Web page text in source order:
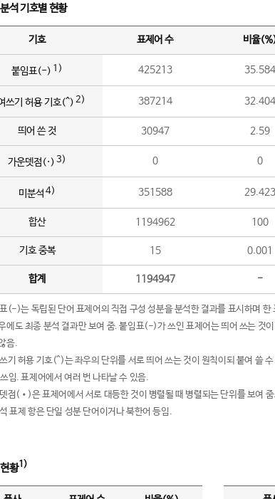
석 기호별 현황
기호 표제어 수 비율
붙임표(-) 1) 425213 35.584
쓰기 허용 기호(^) 2) 387214 32.404
띄어 쓴 것 30947 2.59
가운뎃점(·) 3) 0 0
미분석 4) 351588 29.423
합산 1194962 100
기호 중복 15 0.001
합계 1194947 -
(-)는 독립된 단어 표제어의 직접 구성 성분을 분석한 결과를 표시하며 한
에도 최종 분석 결과만 보여 줌. 붙임표(-)가 쓰인 표제어는 띄어 쓰는 것
음.
기 허용 기호(^)는 좌우의 단위를 서로 띄어 쓰는 것이 원칙이되 붙여 쓸
임. 표제어에서 여러 번 나타날 수 있음.
점(•)은 표제어에서 서로 대등한 것이 병렬될 때 병렬되는 단위를 보여
표제 항은 단일 성분 단어이거나 북한어 등임.
황1)